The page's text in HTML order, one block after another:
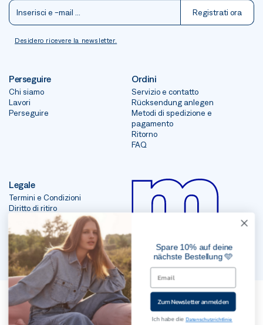
Registrati ora
Desidero ricevere la newsletter.
Perseguire
Chi siamo
Lavori
Perseguire
Ordini
Servizio e contatto
Rücksendung anlegen
Metodi di spedizione e
pagamento
Ritorno
FAQ
Legale
Termini e Condizioni
Diritto di ritiro
Protezione dei dati
2023, Mavi Jeans Inc. Tutti i diritti riservati
Spare 10% auf deine
nächste Bestellung 🩵
Zum Newsletter anmelden
Ich habe dieDatenschutzrichtlinie